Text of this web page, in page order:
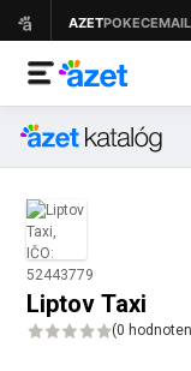
Liptov Taxi
(0